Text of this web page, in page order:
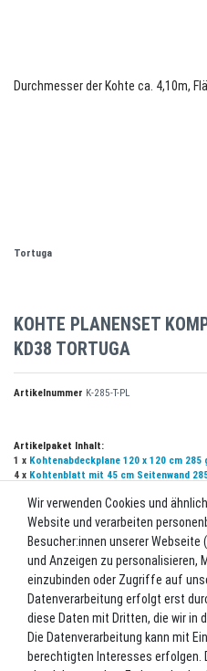
Durchmesser der Kohte ca. 4,10m,
Tortuga
KOHTE PLANENSET
KD38 TORTUGA
Artikelnummer K-285-T-PL
Artikelpaket Inhalt:
1 x Kohtenabdeckplane 120 x 120 cm
4 x Kohtenblatt mit 45 cm Seitenwand
UVP 1.038,60 €
976,28 EUR*
Lieferzeit ca. 2-3 Werktage.
Wir verwenden Cookies und
Website und verarbeiten
Besucher:innen unserer Webseite
und Anzeigen zu personalisieren,
einzubinden oder Zugriffe auf
Datenverarbeitung erfolgt erst
diese Daten mit Dritten, die wir in
Die Datenverarbeitung kann mit
berechtigten Interesses erfolgen.